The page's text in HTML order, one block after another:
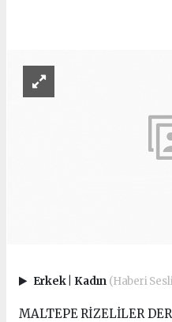
Erkek Kadın (Haberi
MALTEPE RİZELİLER